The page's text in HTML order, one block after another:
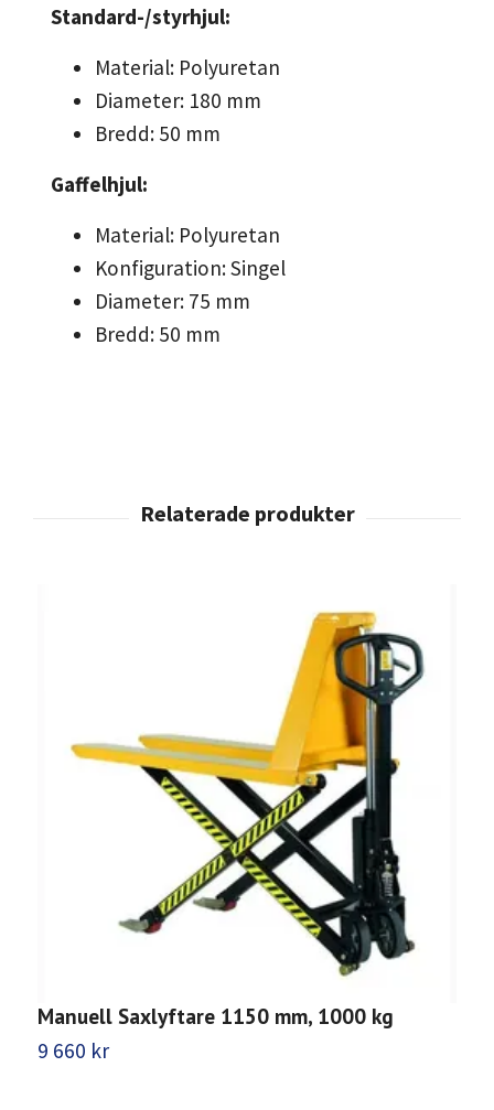
Standard-/styrhjul:
Material: Polyuretan
Diameter: 180 mm
Bredd: 50 mm
Gaffelhjul:
Material: Polyuretan
Konfiguration: Singel
Diameter: 75 mm
Bredd: 50 mm
Manuell Saxlyftare 1150 mm, 1000 kg
9 660 kr